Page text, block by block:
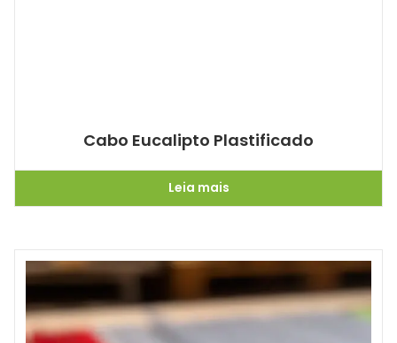
Cabo Eucalipto Plastificado
Leia mais